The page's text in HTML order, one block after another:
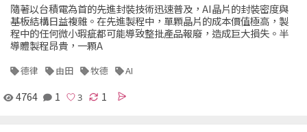
隨著以台積電為首的先進封裝技術迅速普及，AI晶片的封裝密度與
基板結構日益複雜。在先進製程中，單顆晶片的成本價值極高，製
程中的任何微小瑕疵都可能導致整批產品報廢，造成巨大損失。半
導體製程昂貴，一顆A
德律 由田 牧德 AI
4764 1 1